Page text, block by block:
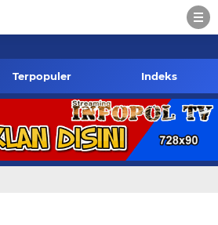
085784424805 wa
Terpopuler Indeks